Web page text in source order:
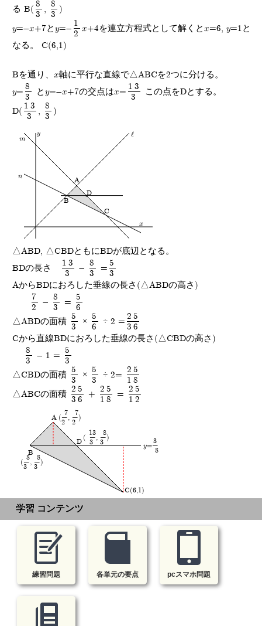
る B(
8
3
8
3
)
y=-x+7とy=-
1
2
x+4を連立方程式として解くとx=6, y=1と
なる。 C(6,1)
Bを通り、x軸に平行な直線で△ABCを2つに分ける。
y=
8
3
とy=-x+7の交点はx=
13
3
この点をDとする。
D(
13
3
8
3
)
A
B
C
l
m
n
x
y
D
△ABD, △CBDともにBDが底辺となる。
BDの長さ
13
3
-
8
3
=
5
3
AからBDにおろした垂線の長さ(△ABDの高さ)
7
2
-
8
3
=
5
6
△ABDの面積
5
3
×
5
6
÷ 2 =
25
36
Cから直線BDにおろした垂線の長さ(△CBDの高さ)
8
3
- 1 =
5
3
△CBDの面積
5
3
×
5
3
÷ 2=
25
18
△ABCの面積
25
36
+
25
18
=
25
12
A
B
D
C(6,1)
(7─2, 7─2)
(8─3, 8─3)
(13─3, 8─3)
y=8─3
学習 コンテンツ
練習問題 各単元の要点 pcスマホ問題